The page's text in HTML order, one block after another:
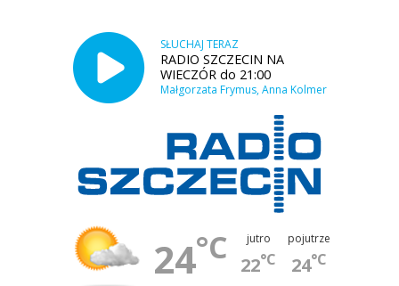
SŁUCHAJ TERAZ
RADIO SZCZECIN NA
WIECZÓR do 21:00
Małgorzata Frymus, Anna Kolmer
24°C jutro
22°C
pojutrze
24°C